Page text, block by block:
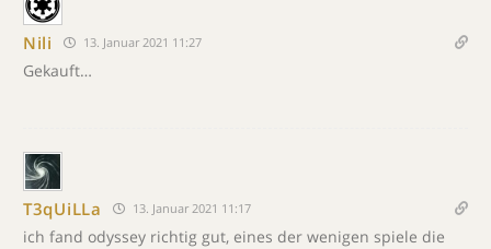
Nili 13. Januar 2021 11:27
Gekauft…
T3qUiLLa 13. Januar 2021 11:17
ich fand odyssey richtig gut, eines der wenigen spiele die